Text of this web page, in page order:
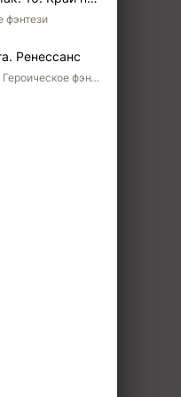
фэнтези
Ренессанс
Любовное фэнтези / Героическое фэнтези